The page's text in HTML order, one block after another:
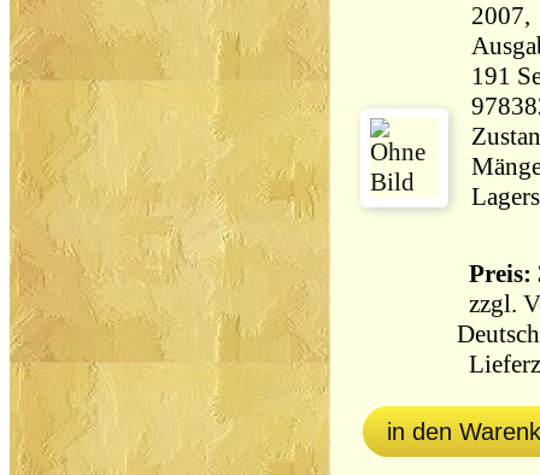
2007,
191 Seiten
Preis:
zzgl.
in den